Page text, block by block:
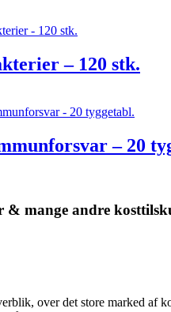
– 120 stk.
– 20
& mange andre
over det store marked af